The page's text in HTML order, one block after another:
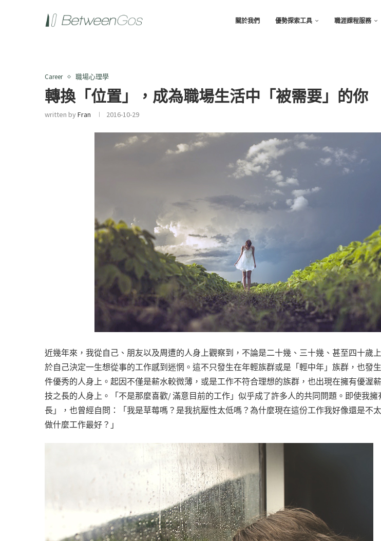
關於我們 優勢探索工具 職涯課程服務
Career 職場心理學
轉換「位置」，成為職場生活中「被需要」的你
written byFran 2016-10-29
近幾年來，我從自己、朋友以及周遭的人身上觀察到，不論是二十幾、三十幾、甚至四十歲
於自己決定一生想從事的工作感到迷惘。這不只發生在年輕族群或是「輕中年」族群，也發
件優秀的人身上。起因不僅是薪水較微薄，或是工作不符合理想的族群，也出現在擁有優渥
技之長的人身上。「不是那麼喜歡/ 滿意目前的工作」似乎成了許多人的共同問題。即使我
長」，也曾經自問：「我是草莓嗎？是我抗壓性太低嗎？為什麼現在這份工作我好像還是不
做什麼工作最好？」